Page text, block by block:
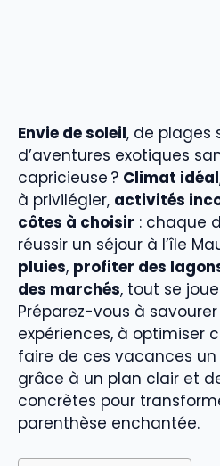
Envie de soleil, de plages
d’aventures exotiques
capricieuse ? Climat idéal
à privilégier, activités
côtes à choisir : chaque
réussir un séjour à l’île
pluies, profiter des
des marchés, tout se
Préparez-vous à
expériences, à optimiser
faire de ces vacances un
grâce à un plan clair et
concrètes pour
parenthèse enchantée.